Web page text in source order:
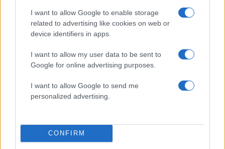
I want to allow Google to enable storage
related to advertising like cookies on web or
device identifiers in apps.
I want to allow my user data to be sent to
Google for online advertising purposes.
I want to allow Google to send me
personalized advertising.
CONFIRM
Υποβολή σχολίου
Πολιτική Απορρήτου&Όροι Χρήσηςτης Google.
Τοπικά Νέα
Share: